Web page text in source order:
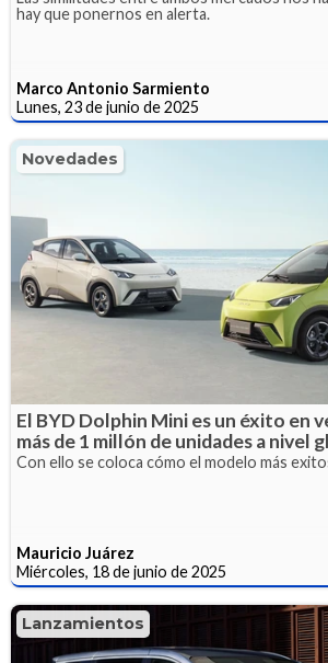
hay que ponernos en alerta.
Marco Antonio Sarmiento
Lunes, 23 de junio de 2025
Novedades
El BYD Dolphin Mini es un éxito en
más de 1 millón de unidades a nivel
Con ello se coloca cómo el modelo más
Mauricio Juárez
Miércoles, 18 de junio de 2025
Lanzamientos